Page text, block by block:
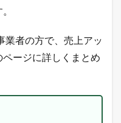
業者の方で、売上アッ
ージに詳しくまとめ